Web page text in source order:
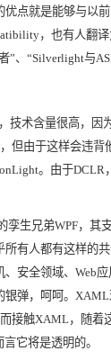
优点就是能够与以
，也有人翻译
”、 “Silverlight与
技术含量很高，因
，但由于这样会违背
。由于DCLR ，
孪生兄弟WPF，其
所有人都有这样的
安全领域、 Web
弹，呵呵。 XAML
而接触XAML，随着
它将是透明的。